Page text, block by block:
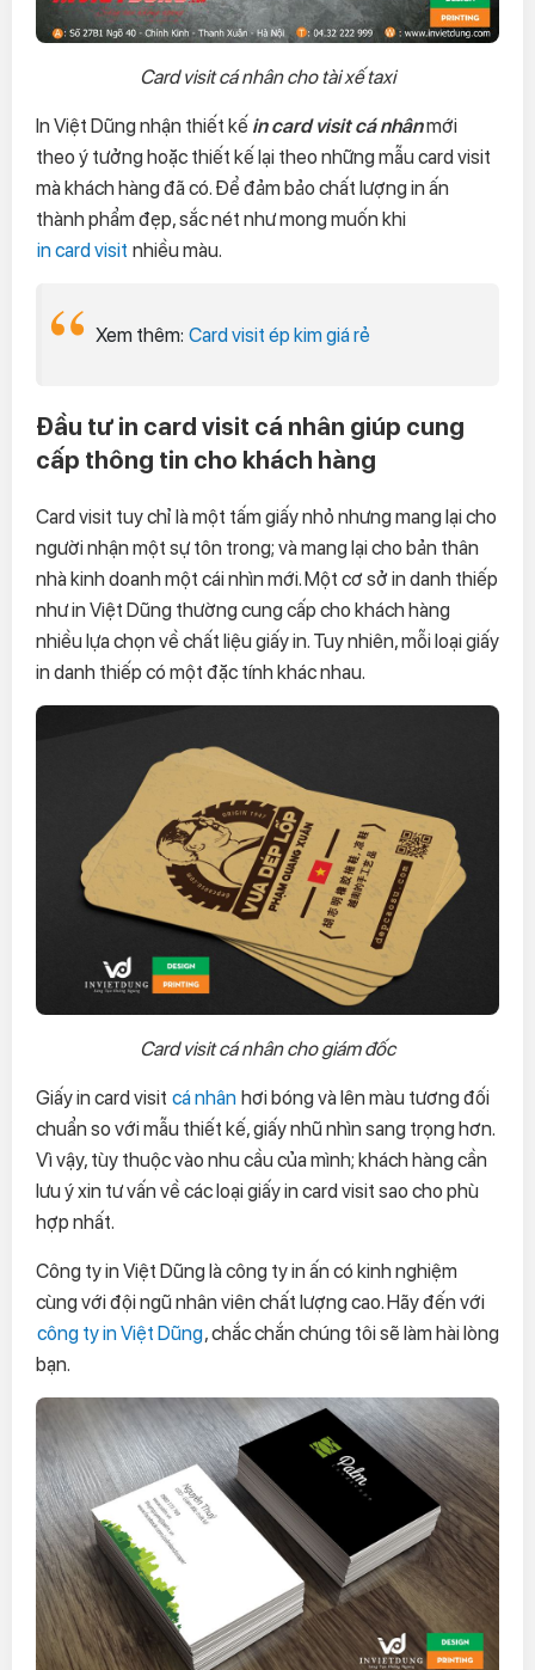
Card visit cá nhân cho tài xế taxi
In Việt Dũng nhận thiết kế in card visit cá nhânmới
theo ý tưởng hoặc thiết kế lại theo những mẫu card visit
mà khách hàng đã có. Để đảm bảo chất lượng in ấn
thành phẩm đẹp, sắc nét như mong muốn khi
in card visit nhiều màu.
Xem thêm: Card visit ép kim giá rẻ
Đầu tư in card visit cá nhân giúp cung
cấp thông tin cho khách hàng
Card visit tuy chỉ là một tấm giấy nhỏ nhưng mang lại cho
người nhận một sự tôn trong; và mang lại cho bản thân
nhà kinh doanh một cái nhìn mới. Một cơ sở in danh thiếp
như in Việt Dũng thường cung cấp cho khách hàng
nhiều lựa chọn về chất liệu giấy in. Tuy nhiên, mỗi loại giấy
in danh thiếp có một đặc tính khác nhau.
Card visit cá nhân cho giám đốc
Giấy in card visit cá nhân hơi bóng và lên màu tương đối
chuẩn so với mẫu thiết kế, giấy nhũ nhìn sang trọng hơn.
Vì vậy, tùy thuộc vào nhu cầu của mình; khách hàng cần
lưu ý xin tư vấn về các loại giấy in card visit sao cho phù
hợp nhất.
Công ty in Việt Dũng là công ty in ấn có kinh nghiệm
cùng với đội ngũ nhân viên chất lượng cao. Hãy đến với
công ty in Việt Dũng, chắc chắn chúng tôi sẽ làm hài lòng
bạn.